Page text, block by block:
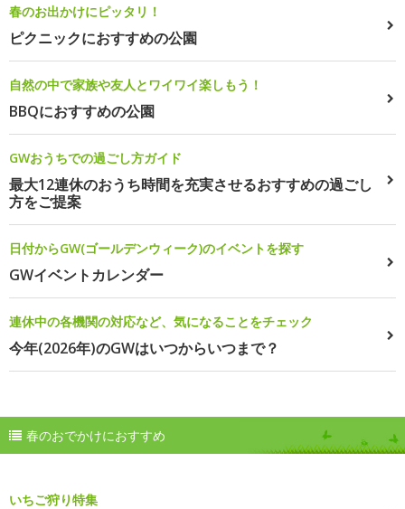
春のお出かけにピッタリ！
ピクニックにおすすめの公園
自然の中で家族や友人とワイワイ楽しもう！
BBQにおすすめの公園
GWおうちでの過ごし方ガイド
最大12連休のおうち時間を充実させるおすすめの過ごし
方をご提案
日付からGW(ゴールデンウィーク)のイベントを探す
GWイベントカレンダー
連休中の各機関の対応など、気になることをチェック
今年(2026年)のGWはいつからいつまで？
春のおでかけにおすすめ
いちご狩り特集